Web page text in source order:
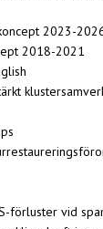
2023-
2018-2021
förluster vid